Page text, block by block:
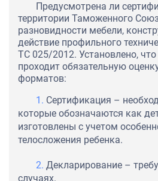
Предусмотрена ли
территории Таможенного
разновидности мебели,
действие профильного
ТС 025/2012. Установлено,
проходит обязательную
форматов:
Сертификация –
которые обозначаются как
изготовлены с учетом
телосложения ребенка.
Декларирование –
случаях.